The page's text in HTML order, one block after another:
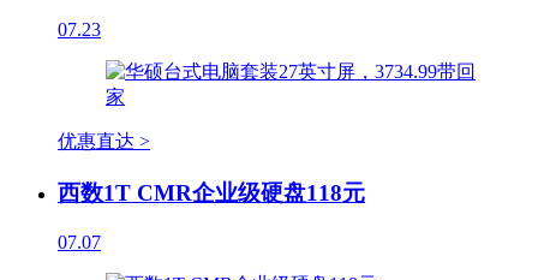
07.23
优惠直达 >
西数1T CMR企业级硬盘118元
07.07